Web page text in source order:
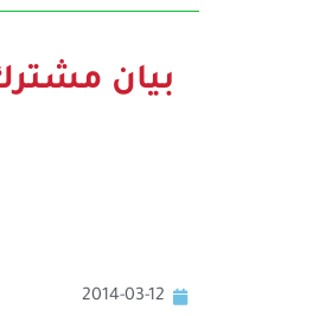
بيان
2014-03-12